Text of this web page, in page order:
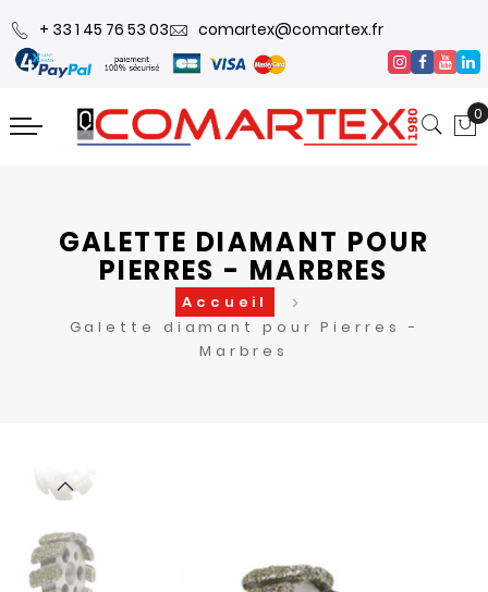
+ 33 1 45 76 53 03 comartex@comartex.fr
0
GALETTE DIAMANT POUR
PIERRES - MARBRES
Accueil
Galette diamant pour Pierres -
Marbres
end
of
beginning
of